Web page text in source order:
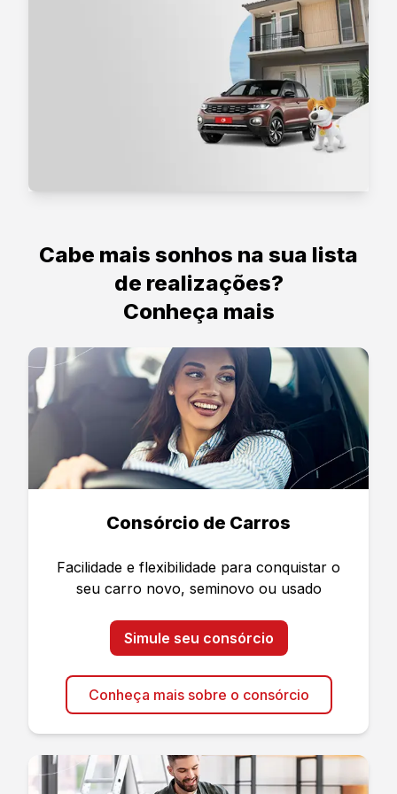
Cabe mais sonhos na sua lista
de realizações?
Conheça mais
Consórcio de Carros
Facilidade e flexibilidade para conquistar o
seu carro novo, seminovo ou usado
Simule seu consórcio
Conheça mais sobre o consórcio